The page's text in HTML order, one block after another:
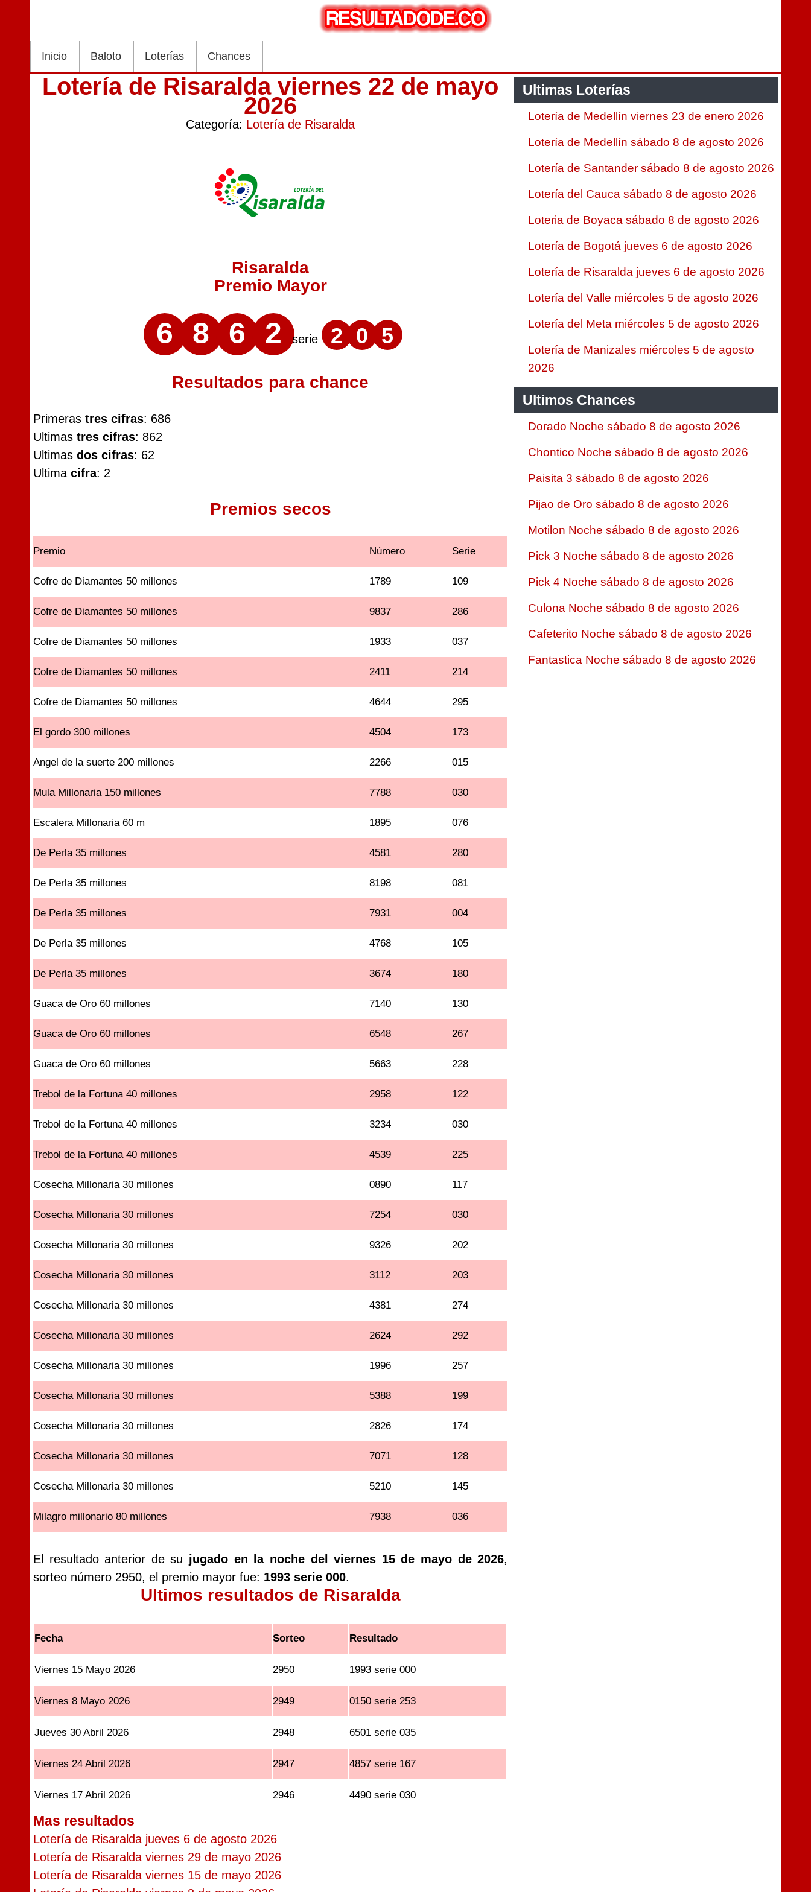
Inicio Baloto Loterías Chances
Lotería de Risaralda viernes 22 de mayo
2026
Categoría: Lotería de Risaralda
Risaralda
Premio Mayor
6 8 6 2 serie 2 0 5
Resultados para chance
Primeras tres cifras: 686
Ultimas tres cifras: 862
Ultimas dos cifras: 62
Ultima cifra: 2
Premios secos
Premio Número Serie
Cofre de Diamantes 50 millones 1789 109
Cofre de Diamantes 50 millones 9837 286
Cofre de Diamantes 50 millones 1933 037
Cofre de Diamantes 50 millones 2411 214
Cofre de Diamantes 50 millones 4644 295
El gordo 300 millones 4504 173
Angel de la suerte 200 millones 2266 015
Mula Millonaria 150 millones 7788 030
Escalera Millonaria 60 m 1895 076
De Perla 35 millones 4581 280
De Perla 35 millones 8198 081
De Perla 35 millones 7931 004
De Perla 35 millones 4768 105
De Perla 35 millones 3674 180
Guaca de Oro 60 millones 7140 130
Guaca de Oro 60 millones 6548 267
Guaca de Oro 60 millones 5663 228
Trebol de la Fortuna 40 millones 2958 122
Trebol de la Fortuna 40 millones 3234 030
Trebol de la Fortuna 40 millones 4539 225
Cosecha Millonaria 30 millones 0890 117
Cosecha Millonaria 30 millones 7254 030
Cosecha Millonaria 30 millones 9326 202
Cosecha Millonaria 30 millones 3112 203
Cosecha Millonaria 30 millones 4381 274
Cosecha Millonaria 30 millones 2624 292
Cosecha Millonaria 30 millones 1996 257
Cosecha Millonaria 30 millones 5388 199
Cosecha Millonaria 30 millones 2826 174
Cosecha Millonaria 30 millones 7071 128
Cosecha Millonaria 30 millones 5210 145
Milagro millonario 80 millones 7938 036
El resultado anterior de su jugado en la noche del viernes 15 de mayo de 2026,
sorteo número 2950, el premio mayor fue: 1993 serie 000.
Ultimos resultados de Risaralda
Fecha Sorteo Resultado
Viernes 15 Mayo 2026 2950 1993 serie 000
Viernes 8 Mayo 2026 2949 0150 serie 253
Jueves 30 Abril 2026 2948 6501 serie 035
Viernes 24 Abril 2026 2947 4857 serie 167
Viernes 17 Abril 2026 2946 4490 serie 030
Mas resultados
Lotería de Risaralda jueves 6 de agosto 2026
Lotería de Risaralda viernes 29 de mayo 2026
Lotería de Risaralda viernes 15 de mayo 2026
Ultimas Loterías
Lotería de Medellín viernes 23 de enero 2026
Lotería de Medellín sábado 8 de agosto 2026
Lotería de Santander sábado 8 de agosto 2026
Lotería del Cauca sábado 8 de agosto 2026
Loteria de Boyaca sábado 8 de agosto 2026
Lotería de Bogotá jueves 6 de agosto 2026
Lotería de Risaralda jueves 6 de agosto 2026
Lotería del Valle miércoles 5 de agosto 2026
Lotería del Meta miércoles 5 de agosto 2026
Lotería de Manizales miércoles 5 de agosto
2026
Ultimos Chances
Dorado Noche sábado 8 de agosto 2026
Chontico Noche sábado 8 de agosto 2026
Paisita 3 sábado 8 de agosto 2026
Pijao de Oro sábado 8 de agosto 2026
Motilon Noche sábado 8 de agosto 2026
Pick 3 Noche sábado 8 de agosto 2026
Pick 4 Noche sábado 8 de agosto 2026
Culona Noche sábado 8 de agosto 2026
Cafeterito Noche sábado 8 de agosto 2026
Fantastica Noche sábado 8 de agosto 2026